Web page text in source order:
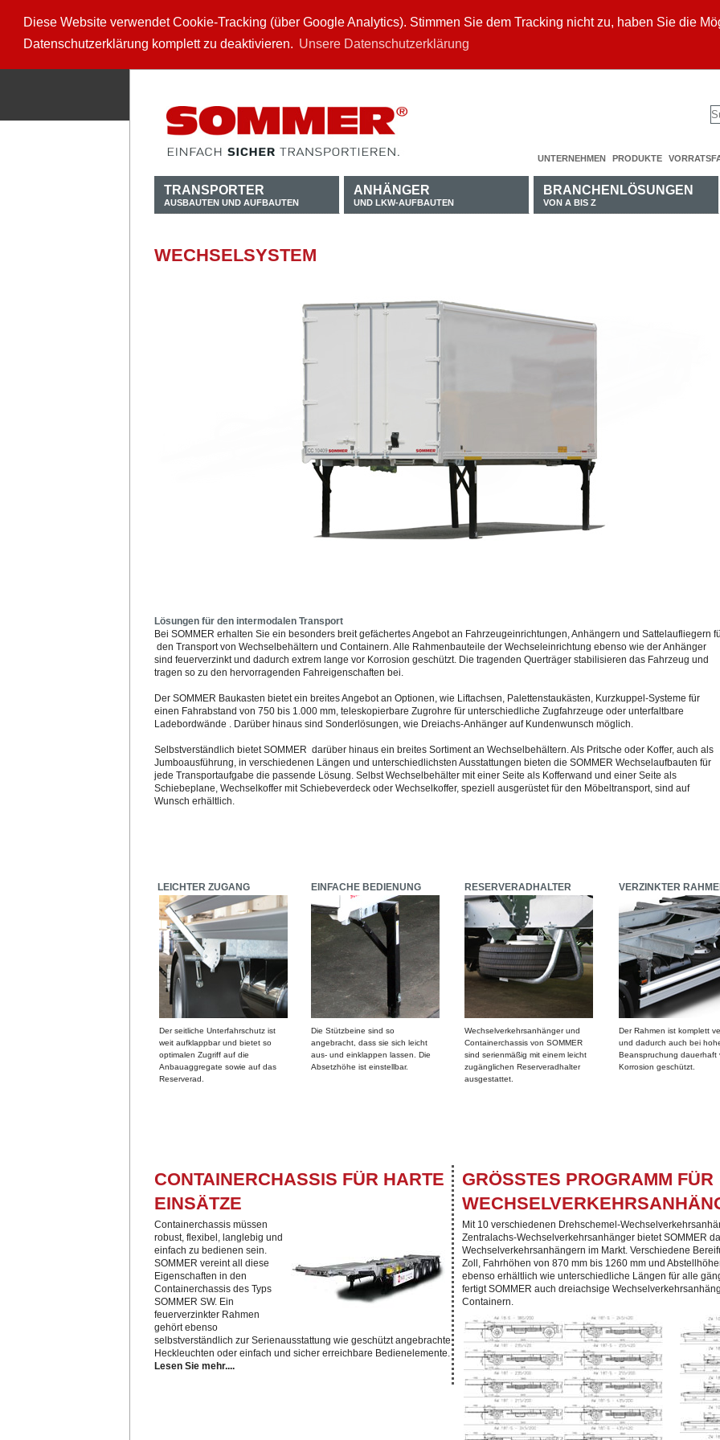
Diese Website verwendet Cookie-Tracking (über Google Analytics). Stimmen Sie dem Tracking nicht zu, haben Sie die
Datenschutzerklärung komplett zu deaktivieren. Unsere Datenschutzerklärung
UNTERNEHMEN PRODUKTE
TRANSPORTER
AUSBAUTEN UND AUFBAUTEN
ANHÄNGER
UND LKW-AUFBAUTEN
BRANCHENLÖSUNGEN
VON A BIS Z
WECHSELSYSTEM
Lösungen für den intermodalen Transport
Bei SOMMER erhalten Sie ein besonders breit gefächertes Angebot an Fahrzeugeinrichtungen, Anhängern und Sattelaufliegern
den Transport von Wechselbehältern und Containern. Alle Rahmenbauteile der Wechseleinrichtung ebenso wie der Anhänger
sind feuerverzinkt und dadurch extrem lange vor Korrosion geschützt. Die tragenden Querträger stabilisieren das Fahrzeug und
tragen so zu den hervorragenden Fahreigenschaften bei.
Der SOMMER Baukasten bietet ein breites Angebot an Optionen, wie Liftachsen, Palettenstaukästen, Kurzkuppel-Systeme für
einen Fahrabstand von 750 bis 1.000 mm, teleskopierbare Zugrohre für unterschiedliche Zugfahrzeuge oder unterfaltbare
Ladebordwände . Darüber hinaus sind Sonderlösungen, wie Dreiachs-Anhänger auf Kundenwunsch möglich.
Selbstverständlich bietet SOMMER darüber hinaus ein breites Sortiment an Wechselbehältern. Als Pritsche oder Koffer, auch als
Jumboausführung, in verschiedenen Längen und unterschiedlichsten Ausstattungen bieten die SOMMER Wechselaufbauten für
jede Transportaufgabe die passende Lösung. Selbst Wechselbehälter mit einer Seite als Kofferwand und einer Seite als
Schiebeplane, Wechselkoffer mit Schiebeverdeck oder Wechselkoffer, speziell ausgerüstet für den Möbeltransport, sind auf
Wunsch erhältlich.
LEICHTER ZUGANG
Der seitliche Unterfahrschutz ist
weit aufklappbar und bietet so
optimalen Zugriff auf die
Anbauaggregate sowie auf das
Reserverad.
EINFACHE BEDIENUNG
Die Stützbeine sind so
angebracht, dass sie sich leicht
aus- und einklappen lassen. Die
Absetzhöhe ist einstellbar.
RESERVERADHALTER
Wechselverkehrsanhänger und
Containerchassis von SOMMER
sind serienmäßig mit einem leicht
zugänglichen Reserveradhalter
ausgestattet.
VERZINKTER
Der Rahmen ist komplett
und dadurch auch bei
Beanspruchung dauerhaft
Korrosion geschützt.
CONTAINERCHASSIS FÜR HARTE
EINSÄTZE
Containerchassis müssen
robust, flexibel, langlebig und
einfach zu bedienen sein.
SOMMER vereint all diese
Eigenschaften in den
Containerchassis des Typs
SOMMER SW. Ein
feuerverzinkter Rahmen
gehört ebenso
selbstverständlich zur Serienausstattung wie geschützt angebrachte
Heckleuchten oder einfach und sicher erreichbare Bedienelemente.
Lesen Sie mehr....
GRÖSSTES PROGRAMM FÜR W
Mit 10 verschiedenen Drehschemel-
Zentralachs-Wechselverkehrsanhänger bietet SOMMER
Wechselverkehrsanhängern im Markt. Verschiedene
Zoll, Fahrhöhen von 870 mm bis 1260 mm und
ebenso erhältlich wie unterschiedliche Längen für alle
fertigt SOMMER auch dreiachsige
Containern.